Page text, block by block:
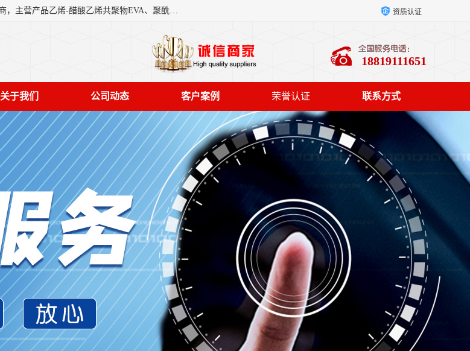
东莞市恒屹国际贸易有限公司（简称：恒屹国际）是一家石化原料综合营销服务商，主营产品乙烯-醋酸乙烯共聚物EVA、聚酰胺PA（尼龙）、醚酯型热塑弹性体TPEE等，公司秉承以市场为导向的战略思想，致力于大宗石化原料在中国市场的营销服务业务，为客户提供一站式的全面服务。 资质认证
18819111651
关于我们 公司动态 客户案例 荣誉认证 联系方式